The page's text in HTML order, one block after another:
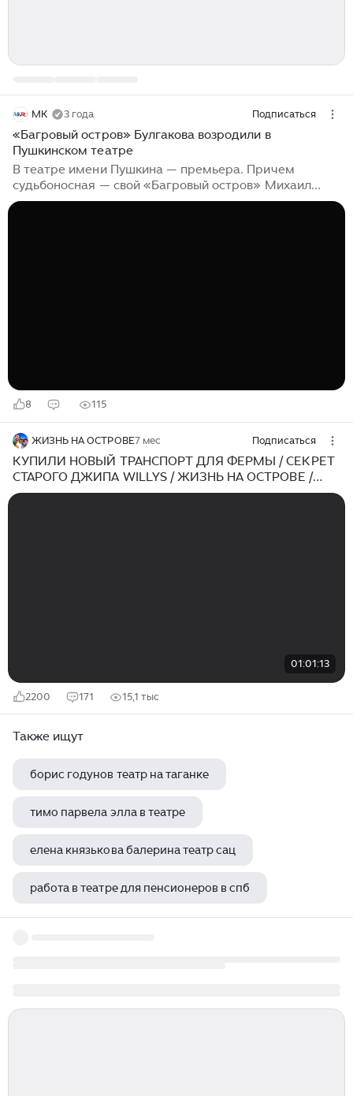
МК 3 года Подписаться
«Багровый остров» Булгакова возродили в
Пушкинском театре
В театре имени Пушкина — премьера. Причем
судьбоносная — свой «Багровый остров» Михаил
Булгаков написал в 1928 году по заказу Таирова
8 115
ЖИЗНЬ НА ОСТРОВЕ7 мес Подписаться
КУПИЛИ НОВЫЙ ТРАНСПОРТ ДЛЯ ФЕРМЫ / СЕКРЕТ
СТАРОГО ДЖИПА WILLYS / ЖИЗНЬ НА ОСТРОВЕ /
ФИЛИППИНЫ
01:01:13
2200 171 15,1 тыс
Также ищут
борис годунов театр на таганке
тимо парвела элла в театре
елена князькова балерина театр сац
работа в театре для пенсионеров в спб